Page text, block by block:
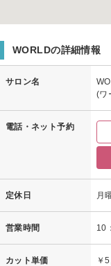
WORLDの詳細情報
サロン名
(ワ
電話・ネット予約
定休日 月
営業時間 10
カット単価 ￥